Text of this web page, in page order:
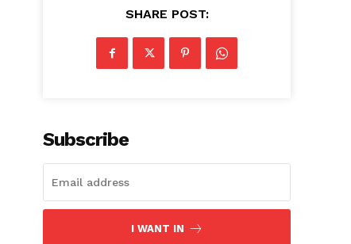
SHARE POST:
Subscribe
I WANT IN